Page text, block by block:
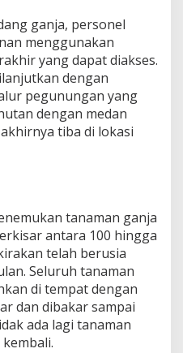
ganja, personel
menggunakan
yang dapat diakses.
dengan
pegunungan yang
dengan medan
tiba di lokasi
tanaman ganja
antara 100 hingga
telah berusia
Seluruh tanaman
di tempat dengan
dan dibakar sampai
ada lagi tanaman